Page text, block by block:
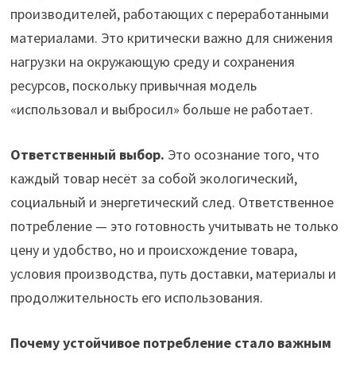
производителей, работающих с переработанными
материалами. Это критически важно для снижения
нагрузки на окружающую среду и сохранения
ресурсов, поскольку привычная модель
«использовал и выбросил» больше не работает.
Ответственный выбор. Это осознание того, что
каждый товар несёт за собой экологический,
социальный и энергетический след. Ответственное
потребление — это готовность учитывать не только
цену и удобство, но и происхождение товара,
условия производства, путь доставки, материалы и
продолжительность его использования.
Почему устойчивое потребление стало важным